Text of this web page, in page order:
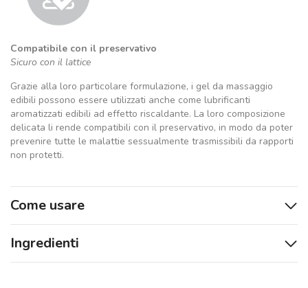
Compatibile con il preservativo
Sicuro con il lattice
Grazie alla loro particolare formulazione, i gel da massaggio
edibili possono essere utilizzati anche come lubrificanti
aromatizzati edibili ad effetto riscaldante. La loro composizione
delicata li rende compatibili con il preservativo, in modo da poter
prevenire tutte le malattie sessualmente trasmissibili da rapporti
non protetti.
Come usare
Ingredienti